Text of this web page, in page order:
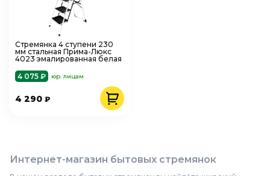
Стремянка 4 ступени 230
мм стальная Прима-Люкс
4023 эмалированная белая
4 075 ₽
юр. лицам
4 290 ₽
Интернет-магазин бытовых стремянок